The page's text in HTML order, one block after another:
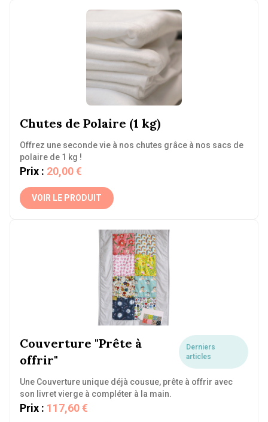
Chutes de Polaire (1 kg)
Offrez une seconde vie à nos chutes grâce à nos sacs de
polaire de 1 kg !
Prix : 20,00 €
VOIR LE PRODUIT
Couverture "Prête à
offrir"
Derniers
articles
Une Couverture unique déjà cousue, prête à offrir avec
son livret vierge à compléter à la main.
Prix : 117,60 €